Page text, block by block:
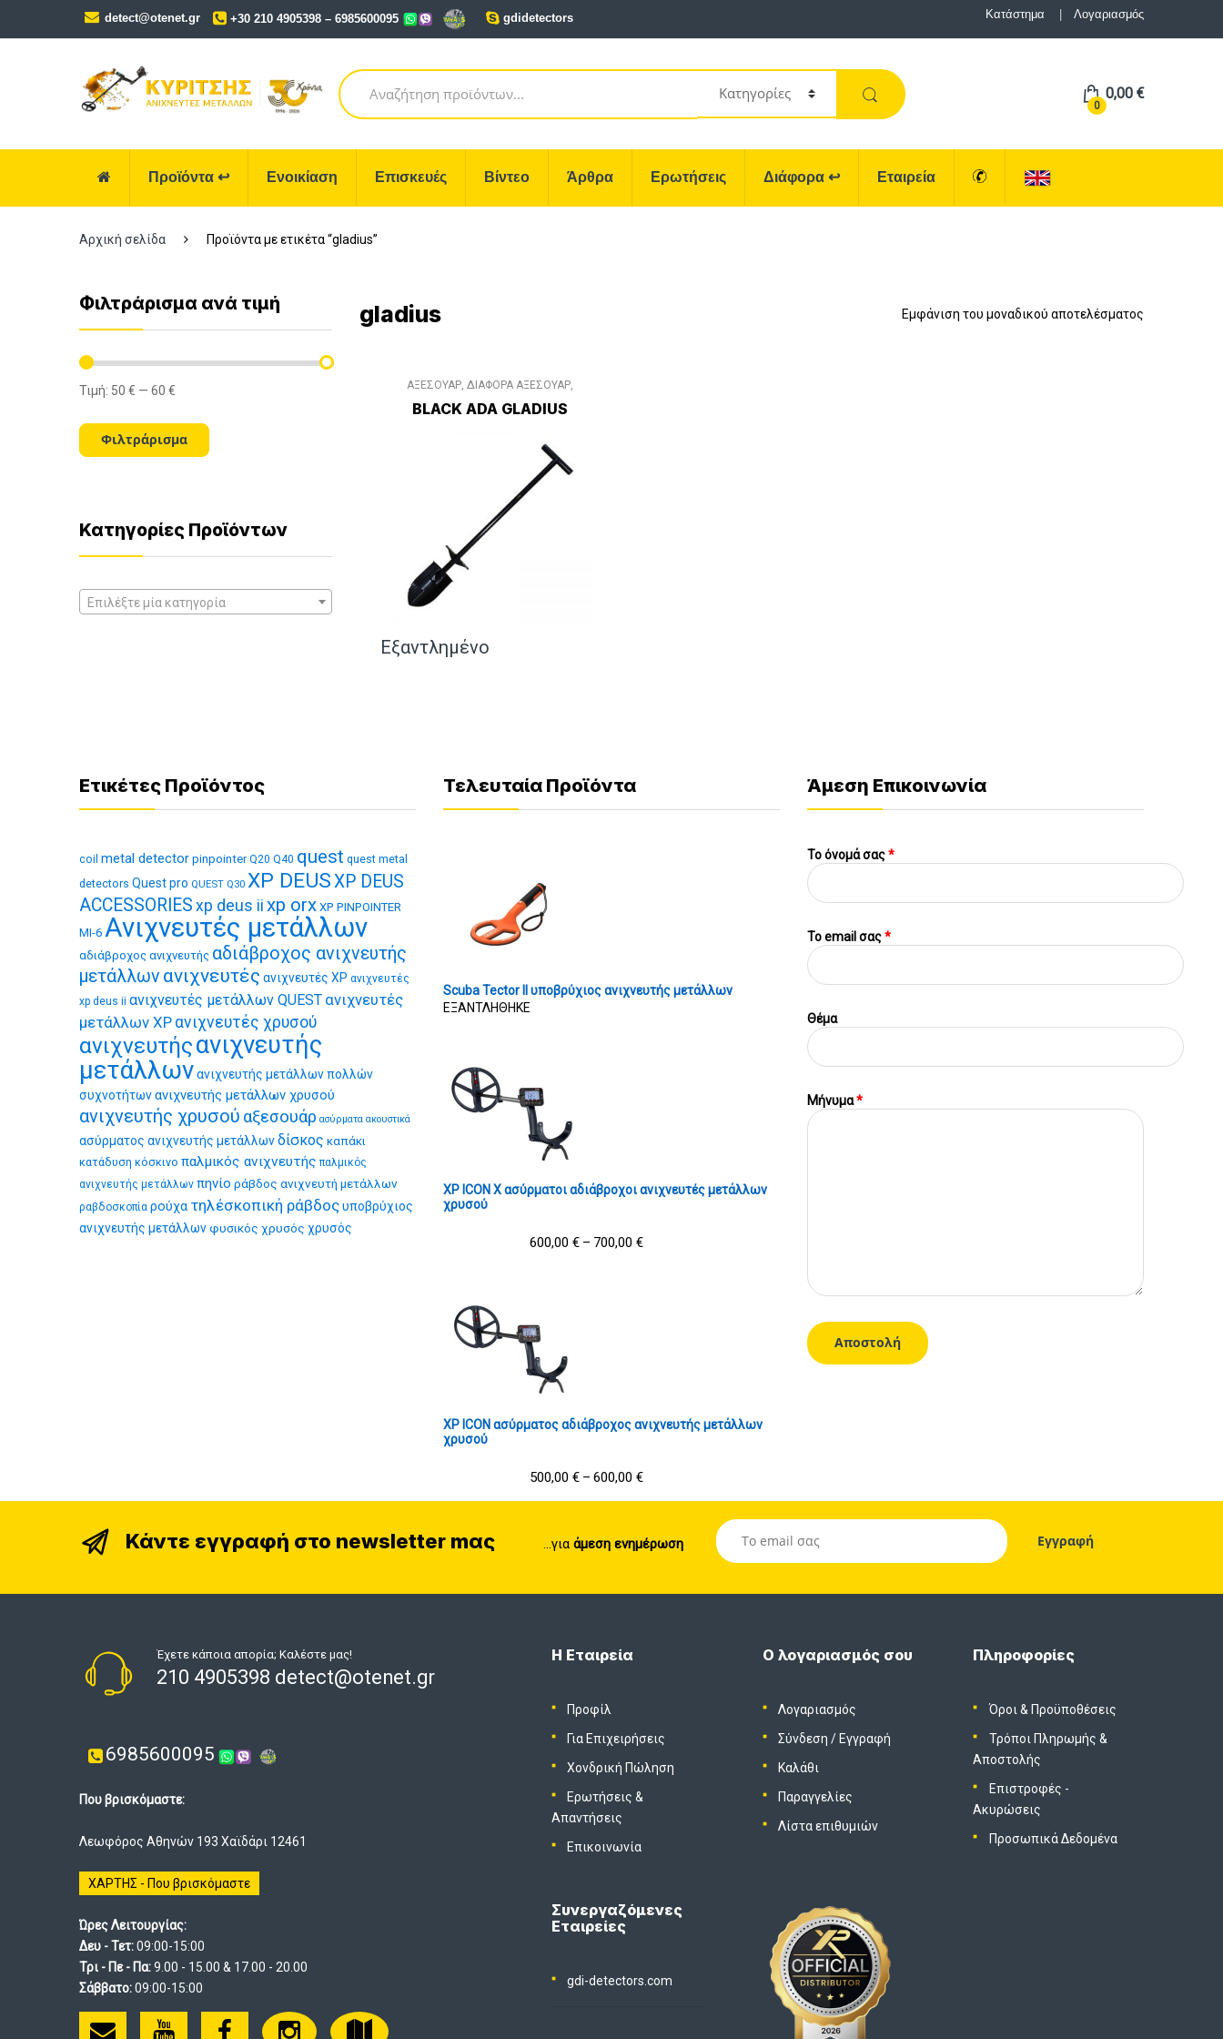
detect@otenet.gr +30 210 4905398 – 6985600095 gdidetectors Κατάστημα Λογαριασμός
Search
for:
0
0,00 €
Προϊόντα ↩ Ενοικίαση Επισκευές Βίντεο Άρθρα Ερωτήσεις Διάφορα ↩ Εταιρεία
Αρχική σελίδα Προϊόντα με ετικέτα “gladius”
gladius Εμφάνιση του μοναδικού αποτελέσματος
ΑΞΕΣΟΥΑΡ, ΔΙΑΦΟΡΑ ΑΞΕΣΟΥΑΡ,
BLACK ADA GLADIUS
Εξαντλημένο
Φιλτράρισμα ανά τιμή
Ελάχιστη
Μέγιστη
Φιλτράρισμα
Τιμή: 50 € — 60 €
Κατηγορίες Προϊόντων
Επιλέξτε μία κατηγορία
Ετικέτες Προϊόντος
coil metal detector pinpointer Q20 Q40 quest quest metal
detectors Quest pro QUEST Q30 XP DEUSXP DEUS
ACCESSORIES xp deus ii xp orx XP PINPOINTER
MI-6 Ανιχνευτές μετάλλων
αδιάβροχος ανιχνευτής αδιάβροχος ανιχνευτής
μετάλλων ανιχνευτές ανιχνευτές XP ανιχνευτές
xp deus ii ανιχνευτές μετάλλων QUEST ανιχνευτές
μετάλλων XP ανιχνευτές χρυσού
ανιχνευτήςανιχνευτής
μετάλλωνανιχνευτής μετάλλων πολλών
συχνοτήτωνανιχνευτής μετάλλων χρυσού
ανιχνευτής χρυσού αξεσουάρ ασύρματα ακουστικά
ασύρματος ανιχνευτής μετάλλωνδίσκος καπάκι
κατάδυση κόσκινο παλμικός ανιχνευτής παλμικός
ανιχνευτής μετάλλων πηνίο ράβδος ανιχνευτή μετάλλων
ραβδοσκοπία ρούχα τηλέσκοπική ράβδοςυποβρύχιος
ανιχνευτής μετάλλωνφυσικός χρυσός χρυσός
Τελευταία Προϊόντα
Scuba Tector II υποβρύχιος ανιχνευτής μετάλλων
ΕΞΑΝΤΛΗΘΗΚΕ
XP ICON X ασύρματοι αδιάβροχοι ανιχνευτές μετάλλων
χρυσού
600,00 € – 700,00 €
XP ICON ασύρματος αδιάβροχος ανιχνευτής μετάλλων
χρυσού
500,00 € – 600,00 €
Άμεση Επικοινωνία
Το όνομά σας*
To email σας*
Θέμα
Μήνυμα*
Κάντε εγγραφή στο newsletter mας ...για άμεση ενημέρωση
Η Εταιρεία
Προφίλ
Για Επιχειρήσεις
Χονδρική Πώληση
Ερωτήσεις &
Απαντήσεις
Επικοινωνία
Ο λογαριασμός σου
Λογαριασμός
Σύνδεση / Εγγραφή
Καλάθι
Παραγγελίες
Λίστα επιθυμιών
Πληροφορίες
Όροι & Προϋποθέσεις
Τρόποι Πληρωμής &
Αποστολής
Επιστροφές -
Ακυρώσεις
Προσωπικά Δεδομένα
Συνεργαζόμενες
Εταιρείες
gdi-detectors.com
Έχετε κάποια απορία; Καλέστε μας!
210 4905398 detect@otenet.gr
6985600095
Που βρισκόμαστε:
Λεωφόρος Αθηνών 193 Χαϊδάρι 12461
ΧΑΡΤΗΣ - Που βρισκόμαστε
Ώρες Λειτουργίας:
Δευ - Τετ:09:00-15:00
Τρι - Πε - Πα:9.00 - 15.00 & 17.00 - 20.00
Σάββατο:09:00-15:00